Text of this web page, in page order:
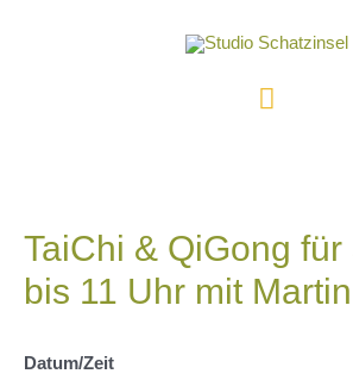
TaiChi & QiGong
bis 11 Uhr mit Martin
Datum/Zeit